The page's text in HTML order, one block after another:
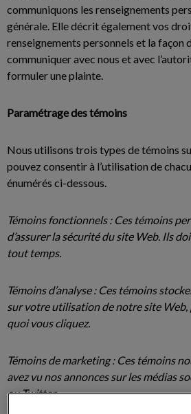
communiquons les renseignements
générale. Elle décrit également vos
renseignements personnels et la façon
communiquer avec nous et avec
formuler une plainte.
Paramétrage des témoins
Nous utilisons trois types de témoins
pouvez consentir à l’utilisation de
énumérés ci-dessous.
Témoins fonctionnels : Ces témoins
d’assurer la sécurité du site Web. Ils
tout temps.
Témoins d’analyse : Ces témoins
sur votre utilisation de notre site Web,
quoi vous cliquez.
Témoins de marketing : Ces témoins
avez vu nos annonces sur les médias
ou Twitter.